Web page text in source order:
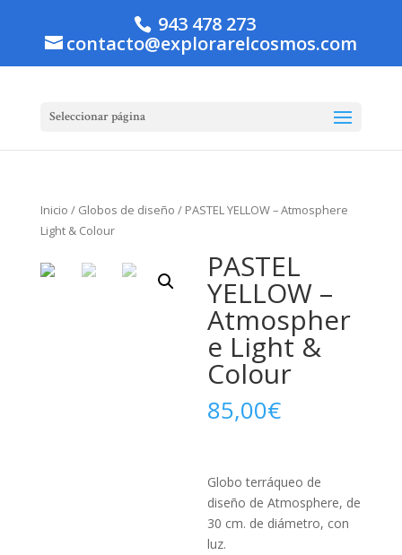
943 478 273
contacto@explorarelcosmos.com
Seleccionar página
Inicio / Globos de diseño / PASTEL YELLOW – Atmosphere
Light & Colour
PASTEL
YELLOW –
Atmospher
e Light &
Colour
85,00€
Globo terráqueo de
diseño de Atmosphere, de
30 cm. de diámetro, con
luz.